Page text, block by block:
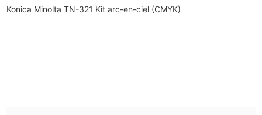
Konica Minolta TN-321 Kit arc-en-ciel (CMYK)